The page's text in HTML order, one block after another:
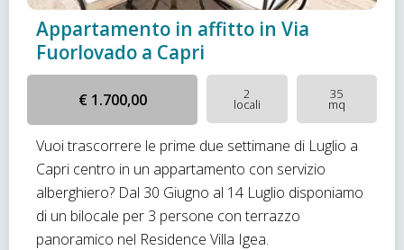
Appartamento in affitto in Via
Fuorlovado a Capri
€ 1.700,00 2
locali
35
mq
Vuoi trascorrere le prime due settimane di Luglio a
Capri centro in un appartamento con servizio
alberghiero? Dal 30 Giugno al 14 Luglio disponiamo
di un bilocale per 3 persone con terrazzo
panoramico nel Residence Villa Igea.